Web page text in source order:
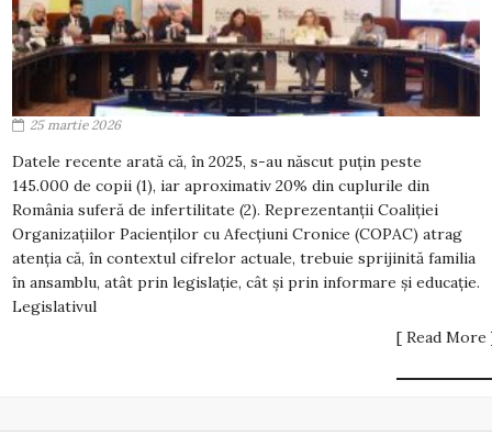
25 martie 2026
Datele recente arată că, în 2025, s-au născut puțin peste
145.000 de copii (1), iar aproximativ 20% din cuplurile din
România suferă de infertilitate (2). Reprezentanții Coaliției
Organizațiilor Pacienților cu Afecțiuni Cronice (COPAC) atrag
atenția că, în contextul cifrelor actuale, trebuie sprijinită familia
în ansamblu, atât prin legislație, cât și prin informare și educație.
Legislativul
[ Read More